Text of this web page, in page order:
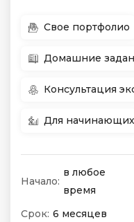
Свое портфолио
Домашние
Консультация
Для начинающих
Начало:
в любое
время
Срок: 6 месяцев